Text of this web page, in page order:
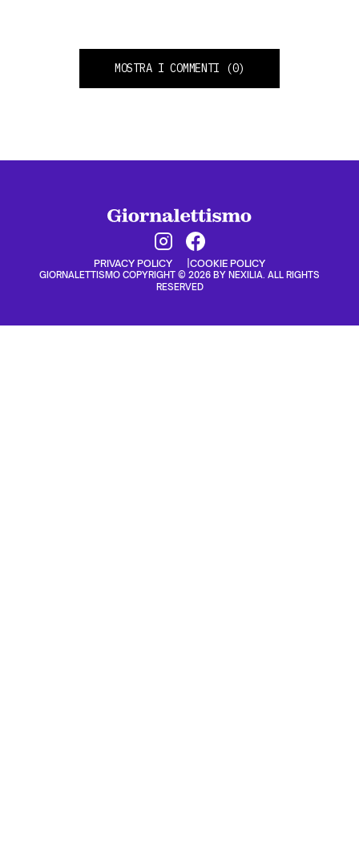
MOSTRA I COMMENTI (0)
PRIVACY POLICY COOKIE POLICY
GIORNALETTISMO COPYRIGHT © 2026 BY NEXILIA. ALL RIGHTS
RESERVED